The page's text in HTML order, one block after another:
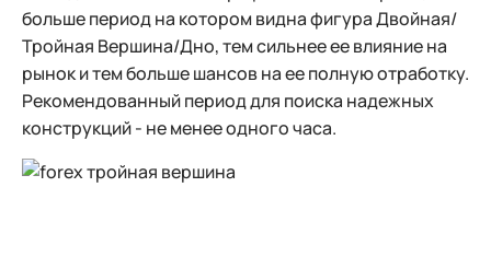
больше период на котором видна фигура Двойная/
Тройная Вершина/Дно, тем сильнее ее влияние на
рынок и тем больше шансов на ее полную отработку.
Рекомендованный период для поиска надежных
конструкций - не менее одного часа.